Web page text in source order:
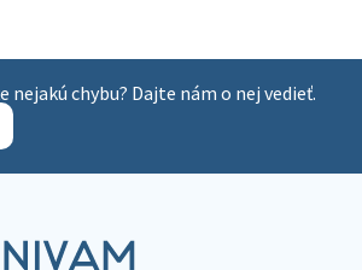
nejakú chybu? Dajte nám o nej vedieť.